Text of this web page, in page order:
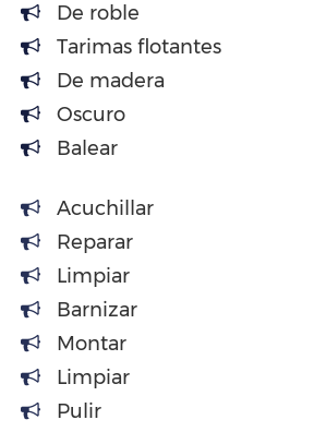
De roble
Tarimas flotantes
De madera
Oscuro
Balear
Acuchillar
Reparar
Limpiar
Barnizar
Montar
Limpiar
Pulir